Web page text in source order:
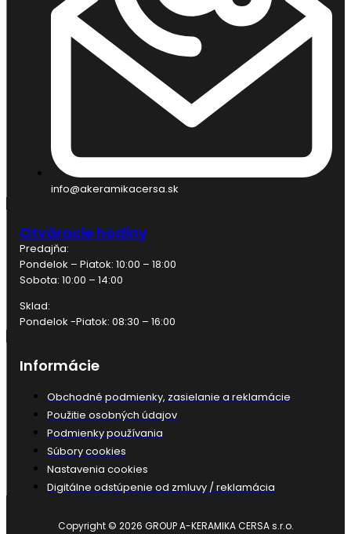
info@akeramikacersa.sk
Otváracie hodiny
Predajňa:
Pondelok – Piatok: 10:00 – 18:00
Sobota: 10:00 – 14:00
Sklad:
Pondelok -Piatok: 08:30 – 16:00
Informácie
Obchodné podmienky, zasielanie a reklamácie
Použitie osobných údajov
Podmienky používania
Súbory cookies
Nastavenia cookies
Digitálne odstúpenie od zmluvy / reklamácia
Copyright © 2026 GROUP A-KERAMIKA CERSA s.r.o.